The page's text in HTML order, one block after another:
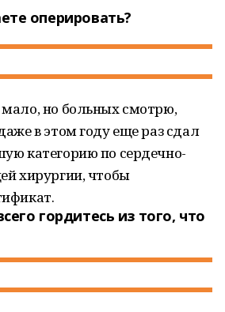
оперировать?
но больных смотрю,
в этом году еще раз сдал
категорию по сердечно-
хирургии, чтобы
гордитесь из того, что